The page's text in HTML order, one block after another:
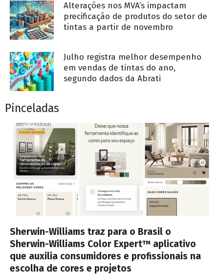
Alterações nos MVA’s impactam
precificação de produtos do setor de
tintas a partir de novembro
Julho registra melhor desempenho
em vendas de tintas do ano,
segundo dados da Abrati
Pinceladas
Sherwin-Williams traz para o Brasil o
Sherwin-Williams Color Expert™ aplicativo
que auxilia consumidores e profissionais na
escolha de cores e projetos